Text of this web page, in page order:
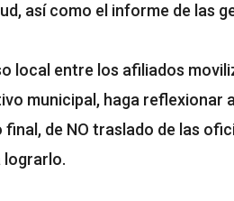
así como el informe de las
local entre los afiliados
municipal, haga reflexionar
final, de NO traslado de las
lograrlo.